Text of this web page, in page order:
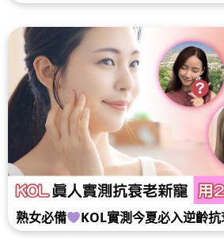
熟女必備 KOL實測今夏必入逆齡抗